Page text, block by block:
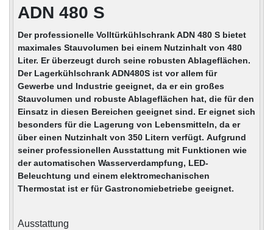
ADN 480 S
Der professionelle Volltürkühlschrank ADN 480 S bietet
maximales Stauvolumen bei einem Nutzinhalt von 480
Liter. Er überzeugt durch seine robusten Ablageflächen.
Der Lagerkühlschrank ADN480S ist vor allem für
Gewerbe und Industrie geeignet, da er ein großes
Stauvolumen und robuste Ablageflächen hat, die für den
Einsatz in diesen Bereichen geeignet sind. Er eignet sich
besonders für die Lagerung von Lebensmitteln, da er
über einen Nutzinhalt von 350 Litern verfügt. Aufgrund
seiner professionellen Ausstattung mit Funktionen wie
der automatischen Wasserverdampfung, LED-
Beleuchtung und einem elektromechanischen
Thermostat ist er für Gastronomiebetriebe geeignet.
Ausstattung